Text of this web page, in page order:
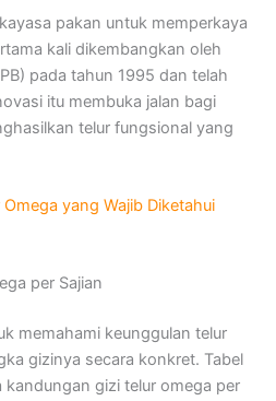
pakan untuk memperkaya
kali dikembangkan oleh
pada tahun 1995 dan telah
itu membuka jalan bagi
telur fungsional yang
yang Wajib Diketahui
per Sajian
memahami keunggulan telur
gizinya secara konkret. Tabel
gizi telur omega per